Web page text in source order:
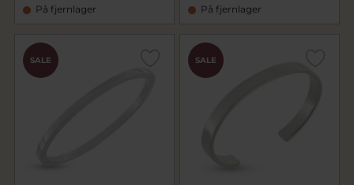
På fjernlager På fjernlager
SALE SALE